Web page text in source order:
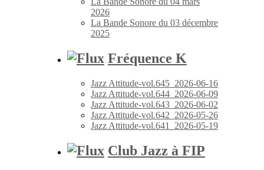
2026
La Bande Sonore du 03 décembre
2025
Fréquence K
Jazz Attitude-vol.645_2026-06-16
Jazz Attitude-vol.644_2026-06-09
Jazz Attitude-vol.643_2026-06-02
Jazz Attitude-vol.642_2026-05-26
Jazz Attitude-vol.641_2026-05-19
Club Jazz à FIP